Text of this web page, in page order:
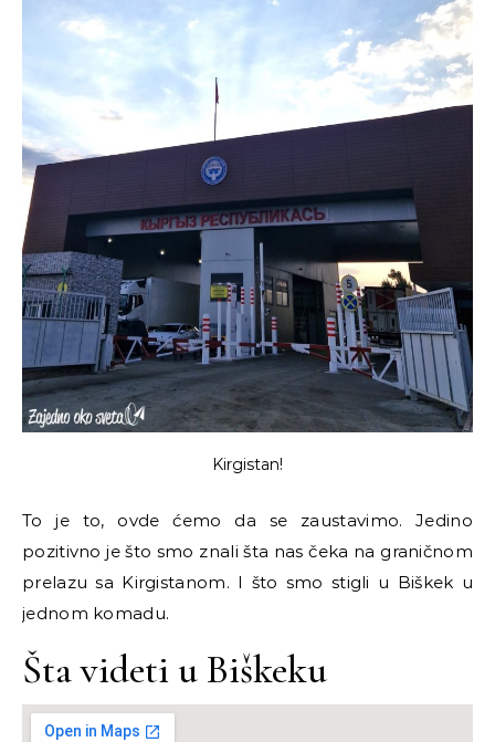
Kirgistan!
To je to, ovde ćemo da se zaustavimo. Jedino
pozitivno je što smo znali šta nas čeka na graničnom
prelazu sa Kirgistanom. I što smo stigli u Biškek u
jednom komadu.
Šta videti u Biškeku